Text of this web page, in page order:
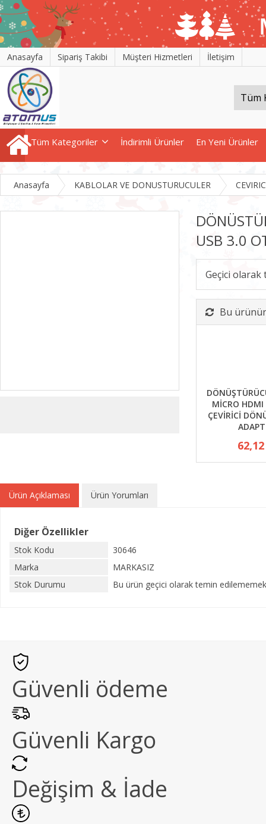
Anasayfa Sipariş Takibi Müşteri Hizmetleri İletişim
Tüm Kategoriler İndirimli Ürünler En Yeni Ürünler
Anasayfa KABLOLAR VE DONUSTURUCULER
USB 3.0
Geçici
Bu
MİCRO
ÇEVİRİCİ
Ürün Açıklaması Ürün Yorumları
Diğer Özellikler
Stok Kodu
30646
Marka
MARKASIZ
Stok Durumu
Bu ürün geçici olarak temin
Güvenli ödeme
Güvenli Kargo
Değişim & İade